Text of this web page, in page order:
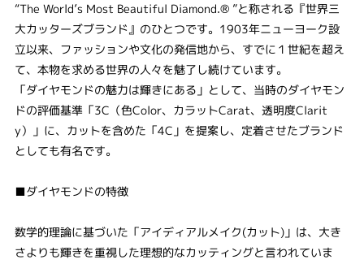
“The World’s Most Beautiful Diamond.® ”と称される『世界三
大カッターズブランド』のひとつです。1903年ニューヨーク設
立以来、ファッションや文化の発信地から、すでに１世紀を超え
て、本物を求める世界の人々を魅了し続けています。
「ダイヤモンドの魅力は輝きにある」として、当時のダイヤモン
ドの評価基準「3C（色Color、カラットCarat、透明度Clarit
y）」に、カットを含めた「4C」を提案し、定着させたブランド
としても有名です。
■ダイヤモンドの特徴
数学的理論に基づいた「アイディアルメイク(カット)」は、大き
さよりも輝きを重視した理想的なカッティングと言われていま